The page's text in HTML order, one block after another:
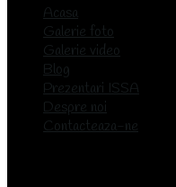
Acasa
Galerie foto
Galerie video
Blog
Prezentari ISSA
Despre noi
Contacteaza-ne